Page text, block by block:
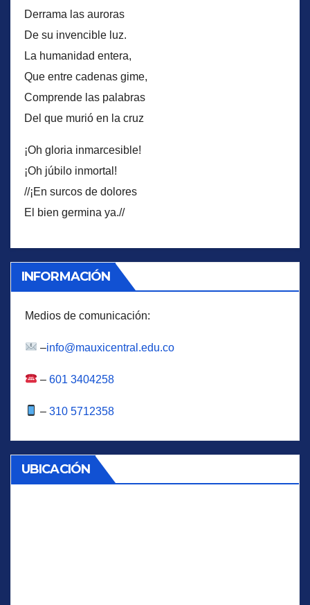
Derrama las auroras
De su invencible luz.
La humanidad entera,
Que entre cadenas gime,
Comprende las palabras
Del que murió en la cruz
¡Oh gloria inmarcesible!
¡Oh júbilo inmortal!
//¡En surcos de dolores
El bien germina ya.//
INFORMACIÓN
Medios de comunicación:
–info@mauxicentral.edu.co
–601 3404258
–310 5712358
UBICACIÓN